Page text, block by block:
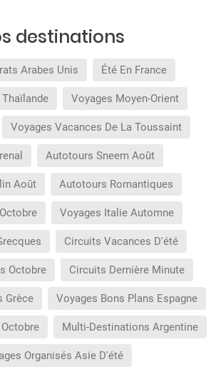
destinations
Arabes Unis Été En France
Voyages Moyen-Orient
Voyages Vacances De La Toussaint
Autotours Sneem Août
Août Autotours Romantiques
Voyages Italie Automne
Circuits Vacances D'été
Octobre Circuits Dernière Minute
Grèce Voyages Bons Plans Espagne
Multi-Destinations Argentine
Organisés Asie D'été